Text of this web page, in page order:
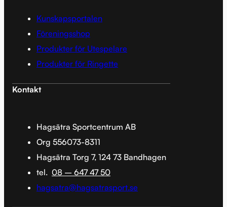
Kunskapsportalen
Föreningsshop
Produkter för Utespelare
Produkter för Ringette
Kontakt
Hagsätra Sportcentrum AB
Org 556073-8311
Hagsätra Torg 7, 124 73 Bandhagen
tel. 08 – 647 47 50
hagsatra@hagsatrasport.se